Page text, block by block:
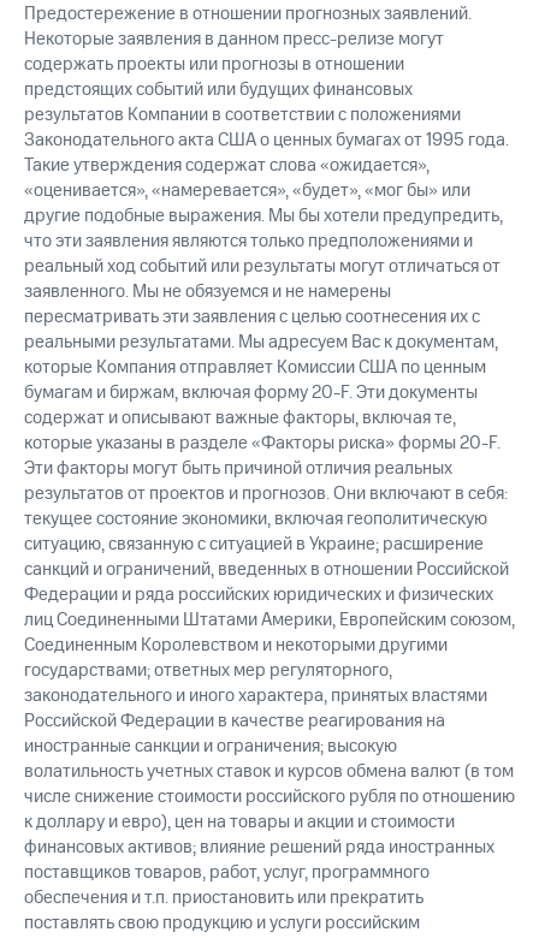
Предостережение в отношении прогнозных заявлений.
Некоторые заявления в данном пресс-релизе могут
содержать проекты или прогнозы в отношении
предстоящих событий или будущих финансовых
результатов Компании в соответствии с положениями
Законодательного акта США о ценных бумагах от 1995 года.
Такие утверждения содержат слова «ожидается»,
«оценивается», «намеревается», «будет», «мог бы» или
другие подобные выражения. Мы бы хотели предупредить,
что эти заявления являются только предположениями и
реальный ход событий или результаты могут отличаться от
заявленного. Мы не обязуемся и не намерены
пересматривать эти заявления с целью соотнесения их с
реальными результатами. Мы адресуем Вас к документам,
которые Компания отправляет Комиссии США по ценным
бумагам и биржам, включая форму 20-F. Эти документы
содержат и описывают важные факторы, включая те,
которые указаны в разделе «Факторы риска» формы 20-F.
Эти факторы могут быть причиной отличия реальных
результатов от проектов и прогнозов. Они включают в себя:
текущее состояние экономики, включая геополитическую
ситуацию, связанную с ситуацией в Украине; расширение
санкций и ограничений, введенных в отношении Российской
Федерации и ряда российских юридических и физических
лиц Соединенными Штатами Америки, Европейским союзом,
Соединенным Королевством и некоторыми другими
государствами; ответных мер регуляторного,
законодательного и иного характера, принятых властями
Российской Федерации в качестве реагирования на
иностранные санкции и ограничения; высокую
волатильность учетных ставок и курсов обмена валют (в том
числе снижение стоимости российского рубля по отношению
к доллару и евро), цен на товары и акции и стоимости
финансовых активов; влияние решений ряда иностранных
поставщиков товаров, работ, услуг, программного
обеспечения и т.п. приостановить или прекратить
поставлять свою продукцию и услуги российским